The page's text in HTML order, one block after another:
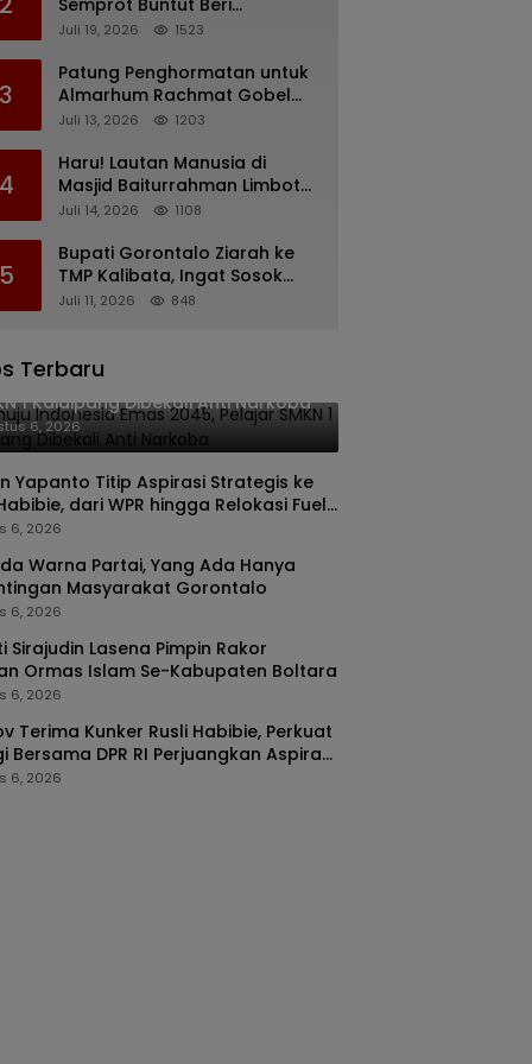
Semprot Buntut Beri
Pernyataan Soal Gaji CS
Nunggak
Juli 19, 2026 1523
3
Patung Penghormatan untuk
Almarhum Rachmat Gobel
Digagas, Ini Tiga Lokasi yang
Juli 13, 2026 1203
4
Haru! Lautan Manusia di
Masjid Baiturrahman Limboto,
Kirim Doa untuk Almarhum
Juli 14, 2026 1108
5
Bupati Gorontalo Ziarah ke
TMP Kalibata, Ingat Sosok
Rachmat Gobel
Juli 11, 2026 848
Terbaru
Indonesia Emas 2045, Pelajar
1 Kaidipang Dibekali Anti Narkoba
6, 2026
Yapanto Titip Aspirasi Strategis ke
dari WPR hingga Relokasi Fuel
Pertamina
6, 2026
Warna Partai, Yang Ada Hanya
Masyarakat Gorontalo
6, 2026
Sirajudin Lasena Pimpin Rakor
Ormas Islam Se-Kabupaten Boltara
6, 2026
Terima Kunker Rusli Habibie, Perkuat
Bersama DPR RI Perjuangkan Aspirasi
6, 2026